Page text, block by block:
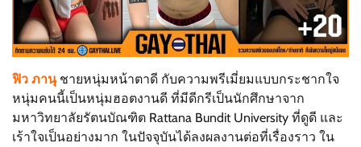
ฟิว ภานุชายหนุ่มหน้าตาดี กับความพรีเมี่ยมแบบกระชากใจ
หนุ่มคนนี้เป็นหนุ่มฮอตงานดี ที่มีดีกรีเป็นนักศึกษาจาก
มหาวิทยาลัยรัตนบัณฑิต Rattana Bundit University ที่ดูดี และ
เร้าใจเป็นอย่างมาก ในปัจจุบันได้ลงผลงานต่อที่เรื่องราว ใน